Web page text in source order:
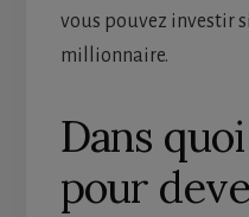
vous pouvez investir
millionnaire.
Dans
pour